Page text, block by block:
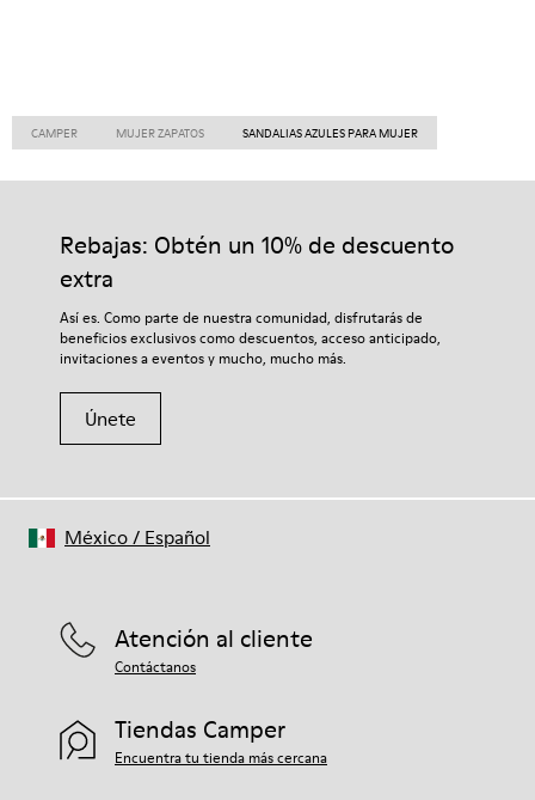
CAMPER MUJER ZAPATOS SANDALIAS AZULES PARA MUJER
Rebajas: Obtén un 10% de descuento
extra
Así es. Como parte de nuestra comunidad, disfrutarás de
beneficios exclusivos como descuentos, acceso anticipado,
invitaciones a eventos y mucho, mucho más.
Únete
Atención al cliente
Contáctanos
Tiendas Camper
Encuentra tu tienda más cercana
México/ Español